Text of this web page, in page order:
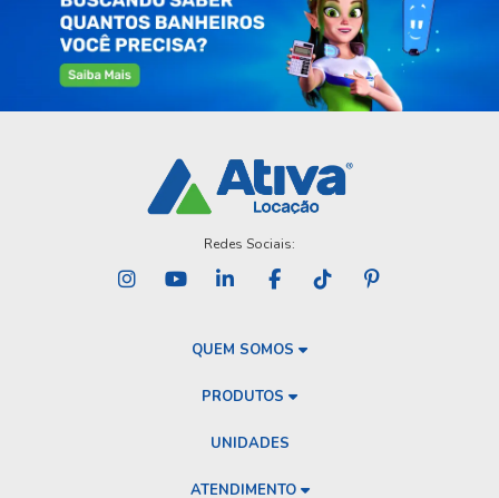
Redes Sociais:
QUEM SOMOS
PRODUTOS
UNIDADES
ATENDIMENTO